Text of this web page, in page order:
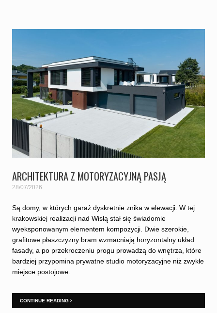
ARCHITEKTURA Z MOTORYZACYJNĄ PASJĄ
28/07/2026
Są domy, w których garaż dyskretnie znika w elewacji. W tej
krakowskiej realizacji nad Wisłą stał się świadomie
wyeksponowanym elementem kompozycji. Dwie szerokie,
grafitowe płaszczyzny bram wzmacniają horyzontalny układ
fasady, a po przekroczeniu progu prowadzą do wnętrza, które
bardziej przypomina prywatne studio motoryzacyjne niż zwykłe
miejsce postojowe.
CONTINUE READING